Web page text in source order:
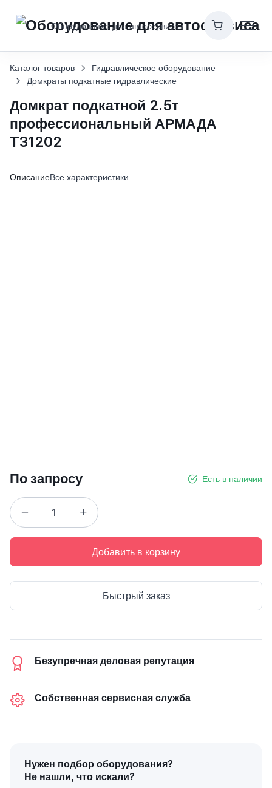
Оборудование для автосервисов
Каталог товаров
Гидравлическое оборудование
Домкраты подкатные гидравлические
Домкрат подкатной 2.5т
профессиональный АРМАДА
T31202
ОписаниеВсе характеристики
По запросу Есть в наличии
Добавить в корзину
Быстрый заказ
Безупречная деловая репутация
Собственная сервисная служба
Нужен подбор оборудования?
Не нашли, что искали?